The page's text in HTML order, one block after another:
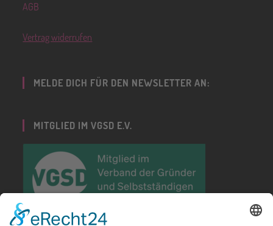
AGB
Vertrag widerrufen
MELDE DICH FÜR DEN NEWSLETTER AN:
MITGLIED IM VGSD E.V.